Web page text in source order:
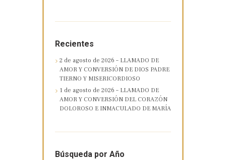
Recientes
2 de agosto de 2026 – LLAMADO DE
AMOR Y CONVERSIÓN DE DIOS PADRE
TIERNO Y MISERICORDIOSO
1 de agosto de 2026 – LLAMADO DE
AMOR Y CONVERSIÓN DEL CORAZÓN
DOLOROSO E INMACULADO DE MARÍA
Búsqueda por Año